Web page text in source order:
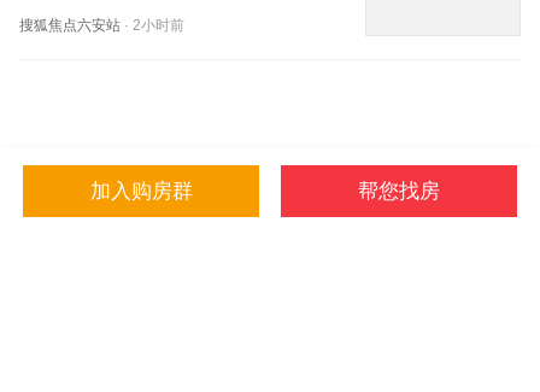
搜狐焦点六安站 · 2小时前
加入购房群 帮您找房